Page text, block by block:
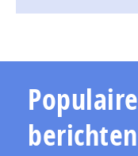
Populaire
berichten